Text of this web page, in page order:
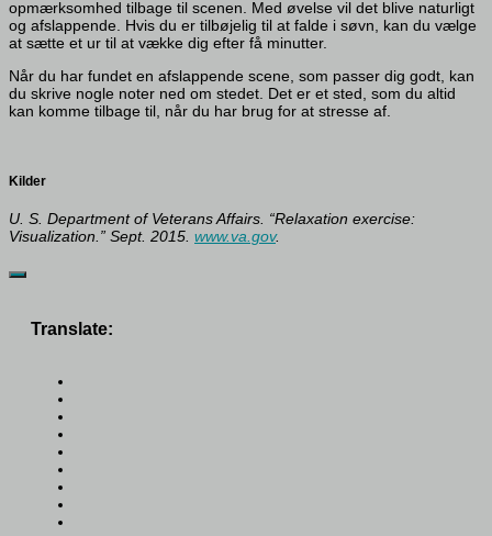
opmærksomhed tilbage til scenen. Med øvelse vil det blive naturligt
og afslappende. Hvis du er tilbøjelig til at falde i søvn, kan du vælge
at sætte et ur til at vække dig efter få minutter.
Når du har fundet en afslappende scene, som passer dig godt, kan
du skrive nogle noter ned om stedet. Det er et sted, som du altid
kan komme tilbage til, når du har brug for at stresse af.
Kilder
U. S. Department of Veterans Affairs. “Relaxation exercise:
Visualization.” Sept. 2015. www.va.gov.
Translate: